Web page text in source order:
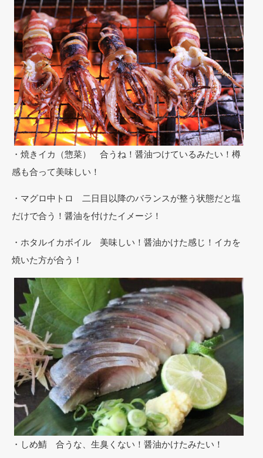
・焼きイカ（惣菜） 合うね！醤油つけているみたい！樽
感も合って美味しい！
・マグロ中トロ 二日目以降のバランスが整う状態だと塩
だけで合う！醤油を付けたイメージ！
・ホタルイカボイル 美味しい！醤油かけた感じ！イカを
焼いた方が合う！
・しめ鯖 合うな、生臭くない！醤油かけたみたい！